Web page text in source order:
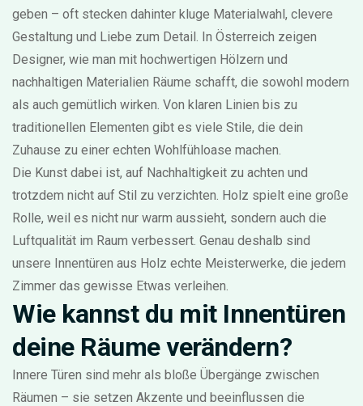
geben – oft stecken dahinter kluge Materialwahl, clevere
Gestaltung und Liebe zum Detail. In Österreich zeigen
Designer, wie man mit hochwertigen Hölzern und
nachhaltigen Materialien Räume schafft, die sowohl modern
als auch gemütlich wirken. Von klaren Linien bis zu
traditionellen Elementen gibt es viele Stile, die dein
Zuhause zu einer echten Wohlfühloase machen.
Die Kunst dabei ist, auf Nachhaltigkeit zu achten und
trotzdem nicht auf Stil zu verzichten. Holz spielt eine große
Rolle, weil es nicht nur warm aussieht, sondern auch die
Luftqualität im Raum verbessert. Genau deshalb sind
unsere Innentüren aus Holz echte Meisterwerke, die jedem
Zimmer das gewisse Etwas verleihen.
Wie kannst du mit Innentüren
deine Räume verändern?
Innere Türen sind mehr als bloße Übergänge zwischen
Räumen – sie setzen Akzente und beeinflussen die